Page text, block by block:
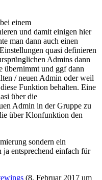
einem
und damit einigen hier
man dann auch einen
quasi definieren
Admins dann
und ggf dann
/ neuen Admin oder weil
Funktion behalten. Eine
über die
Admin in der Gruppe zu
über Klonfunktion den
sondern ein
entsprechend einfach für
(8. Februar 2017 um